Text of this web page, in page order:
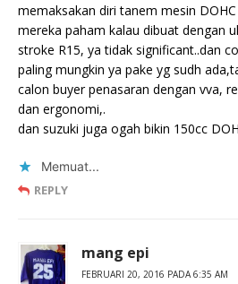
memaksakan diri tanem mesin
mereka paham kalau dibuat dengan
stroke R15, ya tidak significant..dan
paling mungkin ya pake yg sudh
calon buyer penasaran dengan vva,
dan ergonomi,.
dan suzuki juga ogah bikin 150cc
Memuat...
REPLY
mang epi
FEBRUARI 20, 2016 PADA 6:35 AM